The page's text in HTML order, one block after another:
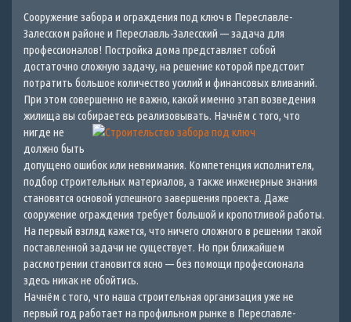
Сооружение забора и ограждения под ключ в Переславле-
Залесском районе и Переславль-Залесский — задача для
профессионалов! Постройка дома представляет собой
достаточно сложную задачу, на решение которой предстоит
потратить большое количество усилий и финансовых вливаний.
При этом совершенно не важно, какой именно этап возведения
жилища вы собираетесь реализовывать. Начнём с того, что
нигде не
должно быть
допущено ошибок или невнимания. Компетенция исполнителя,
подбор строительных материалов, а также инженерные знания
становятся основой успешного завершения проекта. Даже
сооружение ограждения требует большой и кропотливой работы.
На первый взгляд кажется, что ничего сложного в решении такой
поставленной задачи не существует. Но при ближайшем
рассмотрении становится ясно — без помощи профессионала
здесь никак не обойтись.
Начнём с того, что наша строительная организация уже не
первый год работает на профильном рынке в Переславле-